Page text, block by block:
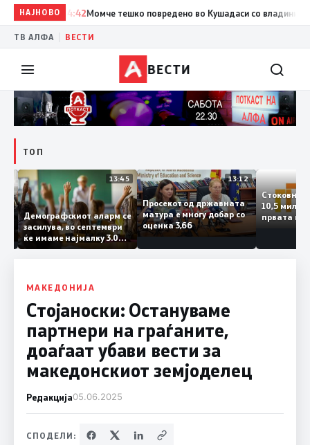
НАЈНОВО
14:42 Момче тешко повредено во Кушадаси со владиниот
ТВ АЛФА ВЕСТИ
ВЕСТИ
ТОП
14:12 13:45
Демографскиот аларм се
засилува, во септември
ќе имаме најмалку 3.000
првачиња помалку
13:12
Просекот од државната
матура е многу добар со
оценка 3,66
10,5
првата
МАКЕДОНИЈА
Стојаноски: Остануваме
партнери на граѓаните,
доаѓаат убави вести за
македонскиот земјоделец
Редакција05.06.2025
СПОДЕЛИ: